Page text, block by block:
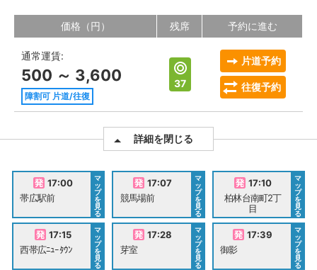
価格（円） 残席 予約に進む
通常運賃:
500 ～ 3,600
障割可 片道/往復
37
片道予約
往復予約
詳細を閉じる
17:00
帯広駅前
マ
ッ
プ
を
見
る
17:07
競馬場前
マ
ッ
プ
を
見
る
17:10
柏林台南町2丁
目
マ
ッ
プ
を
見
る
17:15
西帯広ﾆｭｰﾀｳﾝ
マ
ッ
プ
を
見
る
17:28
芽室
マ
ッ
プ
を
見
る
17:39
御影
マ
ッ
プ
を
見
る